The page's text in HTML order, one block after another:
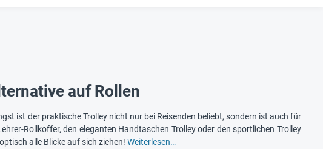
auf Rollen
ist der praktische Trolley nicht nur bei Reisenden beliebt, sondern ist auch für
Rollkoffer, den eleganten Handtaschen Trolley oder den sportlichen Trolley
alle Blicke auf sich ziehen! Weiterlesen…